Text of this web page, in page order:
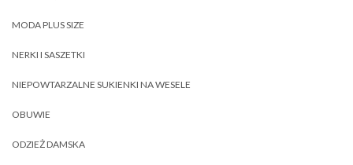
MODA PLUS SIZE
NERKI I SASZETKI
NIEPOWTARZALNE SUKIENKI NA WESELE
OBUWIE
ODZIEŻ DAMSKA